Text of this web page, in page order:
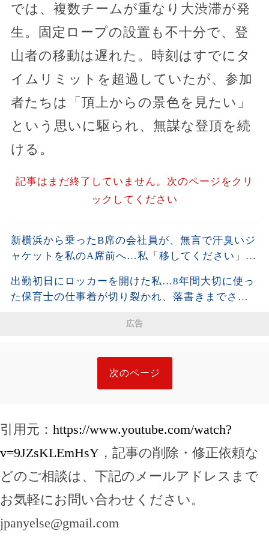
では、複数チームが重なり大渋滞が発
生。固定ロープの設置も不十分で、登
山者の移動は遅れた。時刻はすでにタ
イムリミットを超過していたが、参加
者たちは「頂上からの景色を見たい」
という思いに駆られ、無謀な登頂を続
ける。
記事はまだ終了していません。次のページをクリ
ックしてください
新横浜から乗ったB席の会社員が、無言で汗臭いジ
ャケットを私のA席前へ…私「移してください」男
客が名刺を差し出し…
出勤初日にロッカーを開けた私…8年間大切に使っ
た保育士の仕事着が切り裂かれ、落書きまでされ
私が残した1枚の写真と記録が、後日すべてを変え
広告
次のページ
引用元： https://www.youtube.com/watch?
v=9JZsKLEmHsY ，記事の削除・修正依頼な
どのご相談は、下記のメールアドレスまで
お気軽にお問い合わせください。
jpanyelse@gmail.com